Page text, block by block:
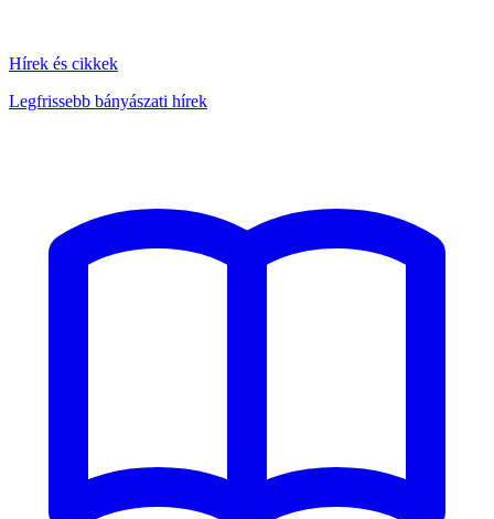
Hírek és cikkek
Legfrissebb bányászati hírek